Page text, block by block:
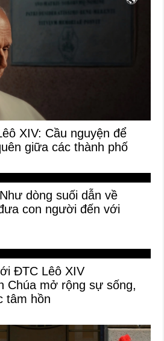
XIV: Cầu nguyện để
giữa các thành phố
dòng suối dẫn về
con người đến với
ĐTC Lêô XIV
Chúa mở rộng sự sống,
tâm hồn